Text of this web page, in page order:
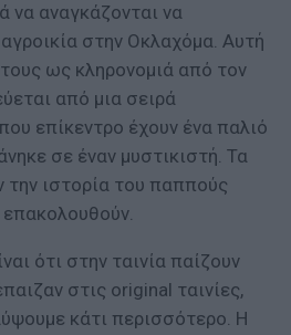
να αναγκάζονται να
στην Οκλαχόμα. Αυτή
ως κληρονομιά από τον
από μια σειρά
επίκεντρο έχουν ένα παλιό
σε έναν μυστικιστή. Τα
την ιστορία του παππούς
ότι στην ταινία παίζουν
στις original ταινίες,
κάτι περισσότερο. Η